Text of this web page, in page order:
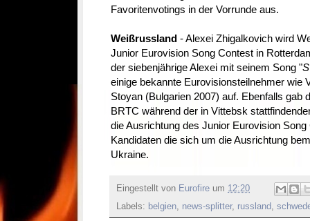
Favoritenvotings in der Vorrunde aus.
Weißrussland - Alexei Zhigalkovich wird
Junior Eurovision Song Contest in
der siebenjährige Alexei mit seinem Song "
einige bekannte Eurovisionsteilnehmer wie
Stoyan (Bulgarien 2007) auf. Ebenfalls gab
BRTC während der in Vittebsk
die Ausrichtung des Junior Eurovision
Kandidaten die sich um die Ausrichtung
Ukraine.
Eingestellt von Eurofire um 12:20
Labels: belgien, news-splitter, russland,